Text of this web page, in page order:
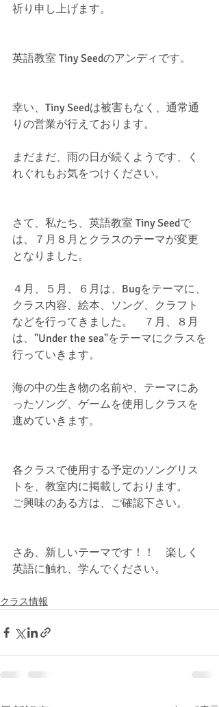
祈り申し上げます。
英語教室 Tiny Seedのアンディです。
幸い、Tiny Seedは被害もなく、通常通
りの営業が行えております。
まだまだ、雨の日が続くようです、く
れぐれもお気をつけください。
さて、私たち、英語教室 Tiny Seedで
は、７月８月とクラスのテーマが変更
となりました。
４月、５月、６月は、Bugをテーマに、
クラス内容、絵本、ソング、クラフト
などを行ってきました。　７月、８月
は、"Under the sea"をテーマにクラスを
行っていきます。
海の中の生き物の名前や、テーマにあ
ったソング、ゲームを使用しクラスを
進めていきます。
各クラスで使用する予定のソングリス
トを、教室内に掲載しております。
ご興味のある方は、ご確認下さい。
さあ、新しいテーマです！！　楽しく
英語に触れ、学んでください。
クラス情報